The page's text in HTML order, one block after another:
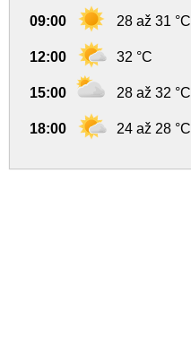
09:00 28 až 31 °C
12:00 32 °C
15:00 28 až 32 °C
18:00 24 až 28 °C